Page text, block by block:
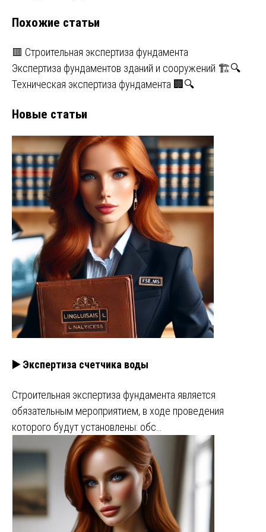
Похожие статьи
🟥 Строительная экспертиза фундамента
Экспертиза фундаментов зданий и сооружений 🏗️🔍
Техническая экспертиза фундамента 🏢🔍
Новые статьи
▶️ Экспертиза счетчика воды
Строительная экспертиза фундамента является
обязательным мероприятием, в ходе проведения
которого будут установлены: обс…